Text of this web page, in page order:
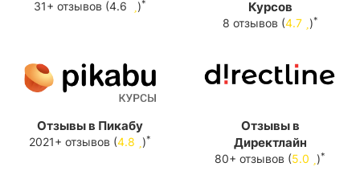
31+ отзывов (4.6 )*
Курсов
8 отзывов (4.7 )*
Отзывы в Пикабу
2021+ отзывов (4.8 )*
Отзывы в
Директлайн
80+ отзывов (5.0 )*